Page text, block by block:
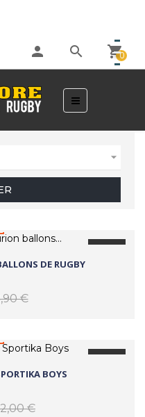
shopping_cart
0
search
person
Basculer
la
navigation
☰

DE RUGBY
€
BOYS
€